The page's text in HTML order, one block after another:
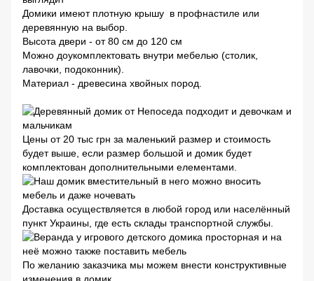
Домики имеют плотную крышу в профнастиле или
деревянную на выбор.
Высота двери - от 80 см до 120 см
Можно доукомплектовать внутри мебелью (столик,
лавочки, подоконник).
Материал - древесина хвойных пород.
Цены от 20 тыс грн за маленький размер и стоимость
будет выше, если размер большой и домик будет
комплектован дополнительными елементами.
Доставка осуществляется в любой город или населённый
пункт Украины, где есть склады транспортной службы.
По желанию заказчика мы можем внести конструктивные
изменения в домик.